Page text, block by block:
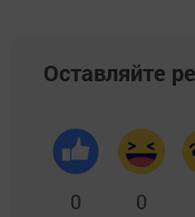
Оставляйте
0 0